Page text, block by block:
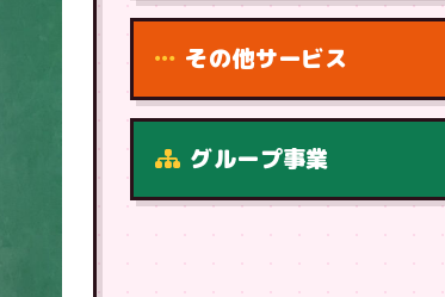
その他サービス
グループ事業